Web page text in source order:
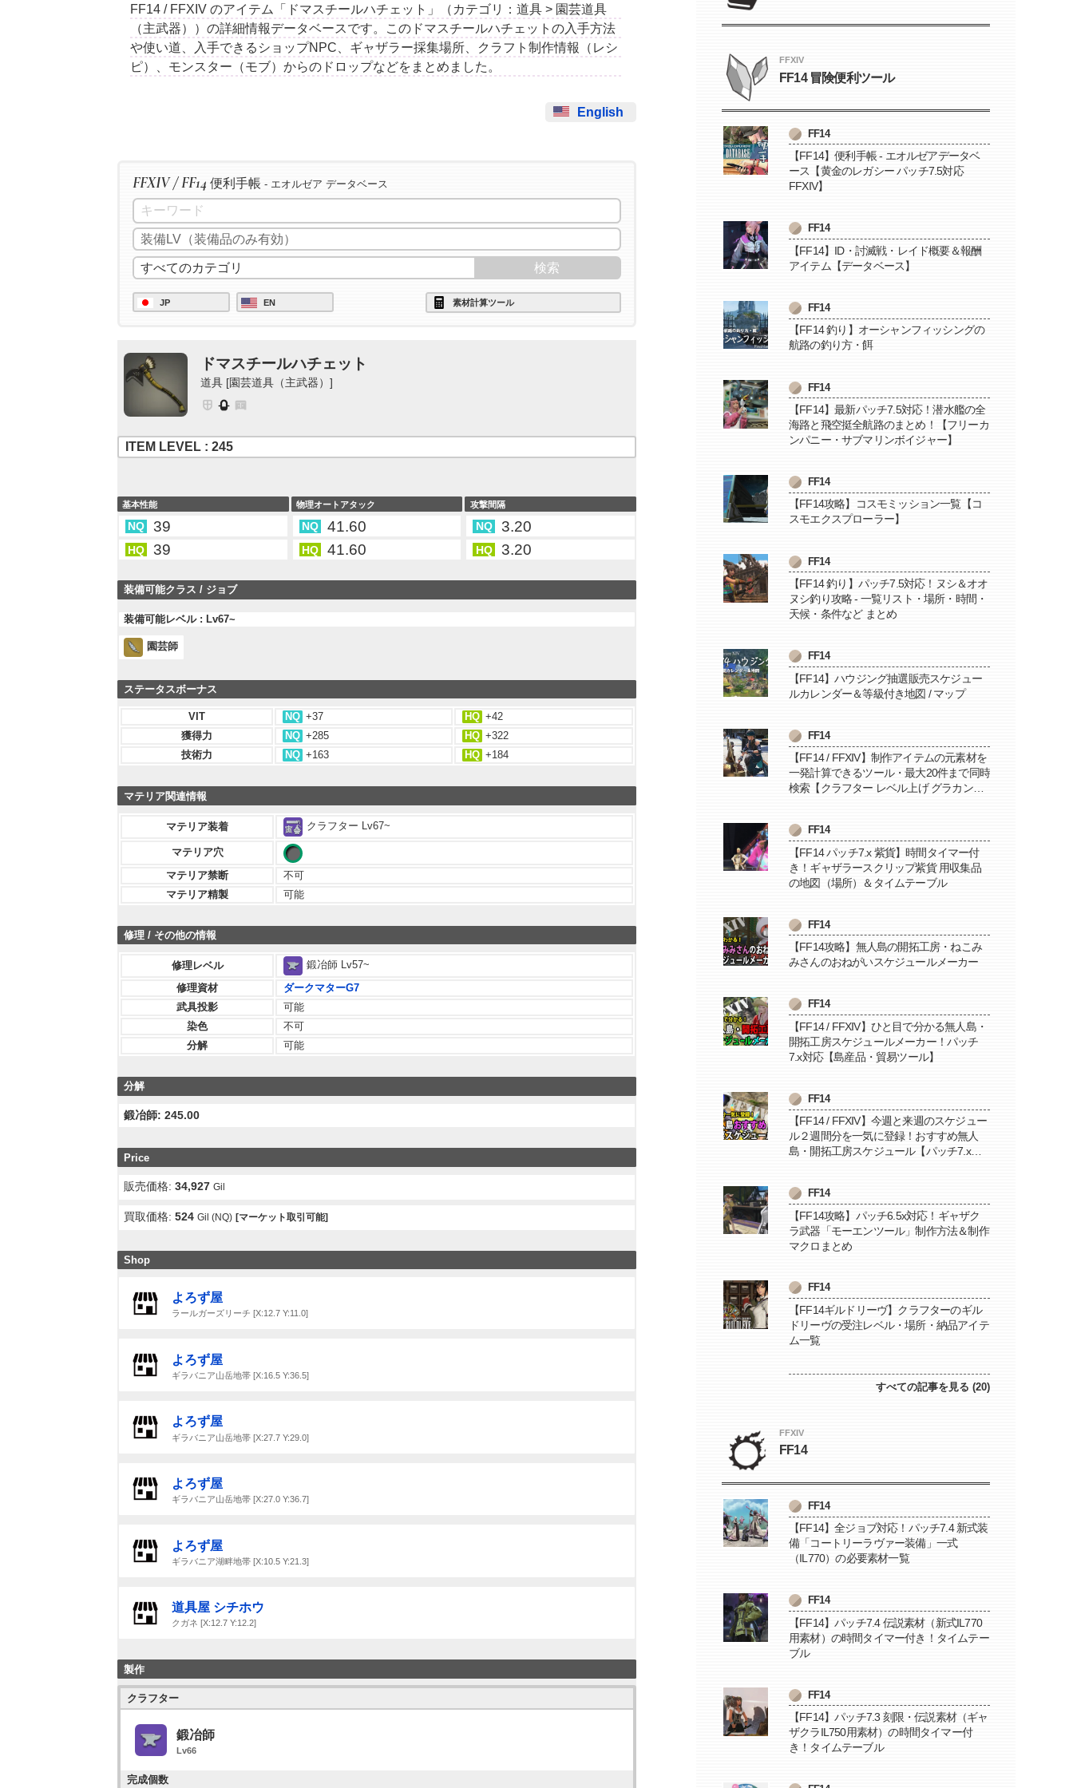
FF14 / FFXIV のアイテム「ドマスチールハチェット」（カテゴリ：道具 > 園芸道具
（主武器））の詳細情報データベースです。このドマスチールハチェットの入手方法
や使い道、入手できるショップNPC、ギャザラー採集場所、クラフト制作情報（レシ
ピ）、モンスター（モブ）からのドロップなどをまとめました。
English
FFXIV / FF14 便利手帳 - エオルゼア データベース
JP EN 素材計算ツール
ドマスチールハチェット
道具 [園芸道具（主武器）]
ITEM LEVEL : 245
基本性能
NQ 39
HQ 39
物理オートアタック
NQ 41.60
HQ 41.60
攻撃間隔
NQ 3.20
HQ 3.20
装備可能クラス / ジョブ
装備可能レベル : Lv67~
園芸師
ステータスボーナス
VIT NQ +37 HQ +42
獲得力
NQ +285 HQ +322
技術力
NQ +163 HQ +184
マテリア関連情報
マテリア装着 クラフター Lv67~
マテリア穴
マテリア禁断
不可
マテリア精製
可能
修理 / その他の情報
修理レベル
鍛冶師 Lv57~
修理資材
ダークマターG7
武具投影
可能
染色
不可
分解
可能
分解
鍛冶師: 245.00
Price
販売価格:34,927 Gil
買取価格:524 Gil (NQ) [マーケット取引可能]
Shop
よろず屋
ラールガーズリーチ [X:12.7 Y:11.0]
よろず屋
ギラバニア山岳地帯 [X:16.5 Y:36.5]
よろず屋
ギラバニア山岳地帯 [X:27.7 Y:29.0]
よろず屋
ギラバニア山岳地帯 [X:27.0 Y:36.7]
よろず屋
ギラバニア湖畔地帯 [X:10.5 Y:21.3]
道具屋 シチホウ
クガネ [X:12.7 Y:12.2]
製作
クラフター
鍛冶師
Lv66
完成個数
FFXIV
FF14 冒険便利ツール
FF14
【FF14】便利手帳 - エオルゼアデータベ
ース【黄金のレガシー パッチ7.5対応
FFXIV】
FF14
【FF14】ID・討滅戦・レイド概要＆報酬
アイテム【データベース】
FF14
【FF14 釣り】オーシャンフィッシングの
航路の釣り方・餌
FF14
【FF14】最新パッチ7.5対応！潜水艦の全
海路と飛空挺全航路のまとめ！【フリーカ
ンパニー・サブマリンボイジャー】
FF14
【FF14攻略】コスモミッション一覧【コ
スモエクスプローラー】
FF14
【FF14 釣り】パッチ7.5対応！ヌシ＆オオ
ヌシ釣り攻略 - 一覧リスト・場所・時間・
天候・条件など まとめ
FF14
【FF14】ハウジング抽選販売スケジュー
ルカレンダー＆等級付き地図 / マップ
FF14
【FF14 / FFXIV】制作アイテムの元素材を
一発計算できるツール・最大20件まで同時
検索【クラフター レベル上げ グラカン納
FF14
【FF14 パッチ7.x 紫貨】時間タイマー付
き！ギャザラースクリップ紫貨 用収集品
の地図（場所）＆タイムテーブル
FF14
【FF14攻略】無人島の開拓工房・ねこみ
みさんのおねがいスケジュールメーカー
FF14
【FF14 / FFXIV】ひと目で分かる無人島・
開拓工房スケジュールメーカー！パッチ
7.x対応【島産品・貿易ツール】
FF14
【FF14 / FFXIV】今週と来週のスケジュー
ル２週間分を一気に登録！おすすめ無人
島・開拓工房スケジュール【パッチ7.x対
FF14
【FF14攻略】パッチ6.5x対応！ギャザク
ラ武器「モーエンツール」制作方法＆制作
マクロまとめ
FF14
【FF14ギルドリーヴ】クラフターのギル
ドリーヴの受注レベル・場所・納品アイテ
ム一覧
すべての記事を見る (20)
FFXIV
FF14
FF14
【FF14】全ジョブ対応！パッチ7.4 新式装
備「コートリーラヴァー装備」一式
（IL770）の必要素材一覧
FF14
【FF14】パッチ7.4 伝説素材（新式IL770
用素材）の時間タイマー付き！タイムテー
ブル
FF14
【FF14】パッチ7.3 刻限・伝説素材（ギャ
ザクラIL750用素材）の時間タイマー付
き！タイムテーブル